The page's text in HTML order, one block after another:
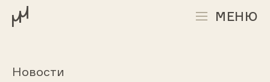
МЕНЮ
Новости